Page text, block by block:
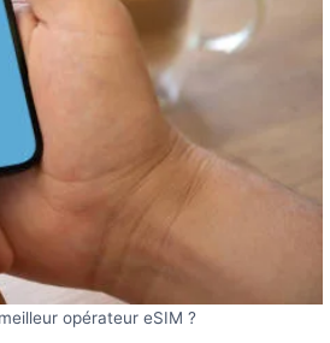
opérateur eSIM ?